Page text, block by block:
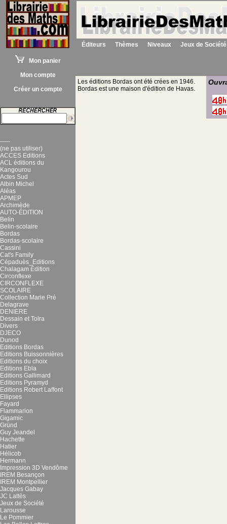
Mon panier
Mon compte
Créer un compte
-----
(ne pas utiliser)
ACCES Editions
ACL éditions du
Kangourou
Actes Sud
Albin Michel
Aléas
APMEP
Archimède
AUTO-ÉDITION
Belin
Belin-scolaire
Bordas
Bordas-scolaire
Cassini
Cat's Family
Cépaduès_Editions
Chalagam Édition
Circonflexe
CIRCONFLEXE
SCOLAIRE
Collection Marie Pré
Delagrave
DENIERE
Dessain et Tolra
Divers
DJECO
Dunod
Editions Bordas
Editions Buissonnières
Editions du choix
Editions Ebla
Editions Gallimard
Editions Pyramyd
Editions Robert Laffont
Ellipses
Fayard
Flammarion
Gigamic
Gründ
Guy Jeandel
Hachette
Hatier
Hélicob
Hermann
Impression 3D Vendôme
IREM Besançon
IREM Montpellier
Jacques Gabay
JC Lattès
Jeux de Société
Larousse
Le Pommier
Éditeurs Thèmes Niveaux Jeux de Société
Les éditions Bordas ont été crées en 1946.
Bordas est une maison d'édition de Havas.